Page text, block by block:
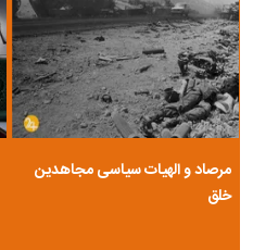
مرصاد و الهیات سیاسی مجاهدین
خلق